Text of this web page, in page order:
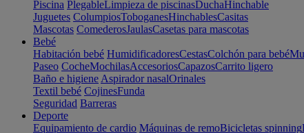
Piscina PlegableLimpieza de piscinasDuchaHinchable
Juguetes ColumpiosToboganesHinchablesCasitas
Mascotas ComederosJaulasCasetas para mascotas
Bebé
Habitación bebé HumidificadoresCestasColchón para bebé
Paseo CocheMochilasAccesoriosCapazosCarrito ligero
Baño e higiene Aspirador nasalOrinales
Textil bebé CojinesFunda
Seguridad Barreras
Deporte
Equipamiento de cardio Máquinas de remoBicicletas spinning